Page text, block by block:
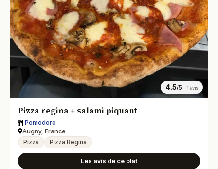
4.5/5 1 avis
Pizza regina + salami piquant
Pomodoro
Augny, France
Pizza Pizza Regina
Les avis de ce plat